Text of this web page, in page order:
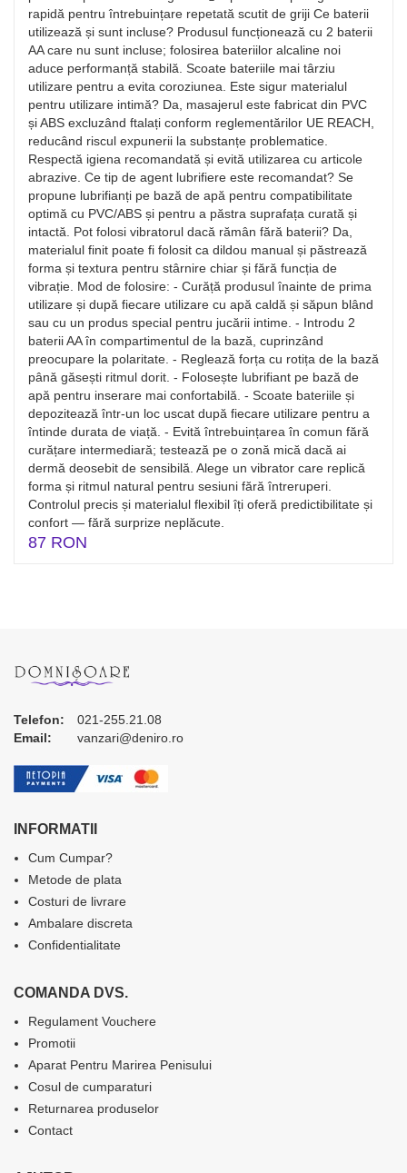
rapidă pentru întrebuințare repetată scutit de griji Ce baterii
utilizează și sunt incluse? Produsul funcționează cu 2 baterii
AA care nu sunt incluse; folosirea bateriilor alcaline noi
aduce performanță stabilă. Scoate bateriile mai târziu
utilizare pentru a evita coroziunea. Este sigur materialul
pentru utilizare intimă? Da, masajerul este fabricat din PVC
și ABS excluzând ftalați conform reglementărilor UE REACH,
reducând riscul expunerii la substanțe problematice.
Respectă igiena recomandată și evită utilizarea cu articole
abrazive. Ce tip de agent lubrifiere este recomandat? Se
propune lubrifianți pe bază de apă pentru compatibilitate
optimă cu PVC/ABS și pentru a păstra suprafața curată și
intactă. Pot folosi vibratorul dacă rămân fără baterii? Da,
materialul finit poate fi folosit ca dildou manual și păstrează
forma și textura pentru stârnire chiar și fără funcția de
vibrație. Mod de folosire: - Curăță produsul înainte de prima
utilizare și după fiecare utilizare cu apă caldă și săpun blând
sau cu un produs special pentru jucării intime. - Introdu 2
baterii AA în compartimentul de la bază, cuprinzând
preocupare la polaritate. - Reglează forța cu rotița de la bază
până găsești ritmul dorit. - Folosește lubrifiant pe bază de
apă pentru inserare mai confortabilă. - Scoate bateriile și
depozitează într-un loc uscat după fiecare utilizare pentru a
întinde durata de viață. - Evită întrebuințarea în comun fără
curățare intermediară; testează pe o zonă mică dacă ai
dermă deosebit de sensibilă. Alege un vibrator care replică
forma și ritmul natural pentru sesiuni fără întreruperi.
Controlul precis și materialul flexibil îți oferă predictibilitate și
confort — fără surprize neplăcute.
87 RON
Telefon:
021-255.21.08
Email:
vanzari@deniro.ro
INFORMATII
Cum Cumpar?
Metode de plata
Costuri de livrare
Ambalare discreta
Confidentialitate
COMANDA DVS.
Regulament Vouchere
Promotii
Aparat Pentru Marirea Penisului
Cosul de cumparaturi
Returnarea produselor
Contact